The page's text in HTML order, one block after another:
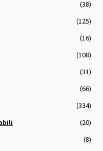
(38)
(125)
(16)
(108)
(31)
(66)
(334)
(20)
(8)